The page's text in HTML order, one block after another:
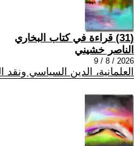
(31) قراءة في كتاب البخاري
الناصر خشيني
2026 / 8 / 9
العلمانية، الدين السياسي ونقد